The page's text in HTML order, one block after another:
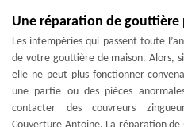
Une réparation de
Les intempéries qui passent toute
de votre gouttière de maison. Alors,
elle ne peut plus fonctionner
une partie ou des pièces
contacter des couvreurs